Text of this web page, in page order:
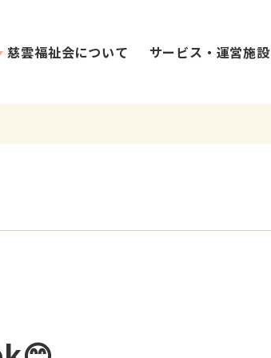
慈雲福祉会について サービス・運営施設